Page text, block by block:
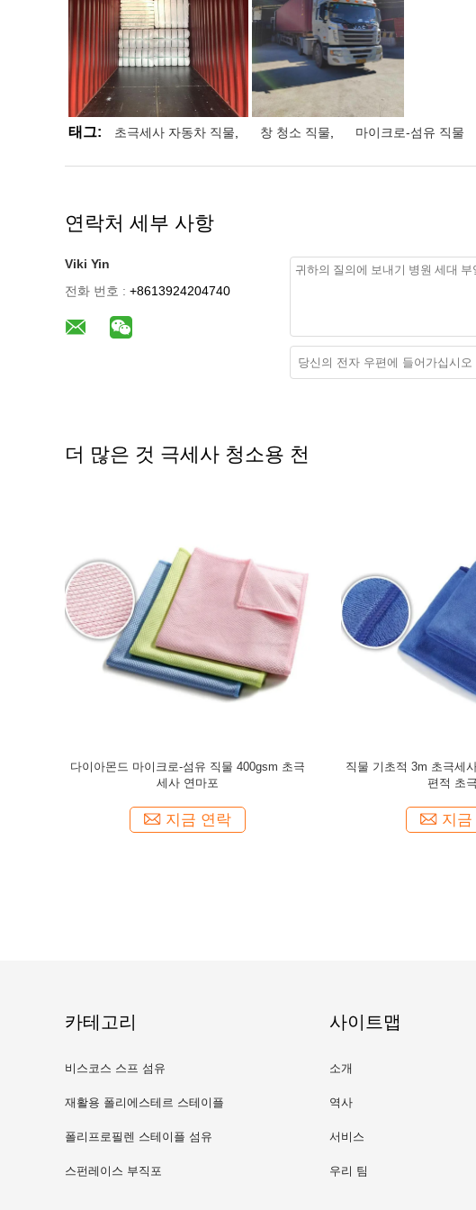
태그: 초극세사 자동차 직물 창 청소 직물 마이크로-섬유 직물
연락처 세부 사항
Viki Yin
전화 번호 : +8613924204740
더 많은 것 극세사 청소용 천
다이아몬드 마이크로-섬유 직물 400gsm 초극
세사 연마포
지금 연락
직물 기초적 3m 초극세
편적 초
지
카테고리
비스코스 스프 섬유
재활용 폴리에스테르 스테이플
섬유
폴리프로필렌 스테이플 섬유
스펀레이스 부직포
사이트맵
소개
역사
서비스
우리 팀